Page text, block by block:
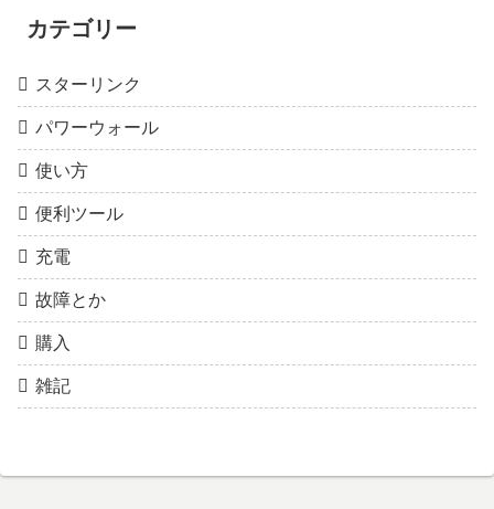
カテゴリー
スターリンク
パワーウォール
使い方
便利ツール
充電
故障とか
購入
雑記